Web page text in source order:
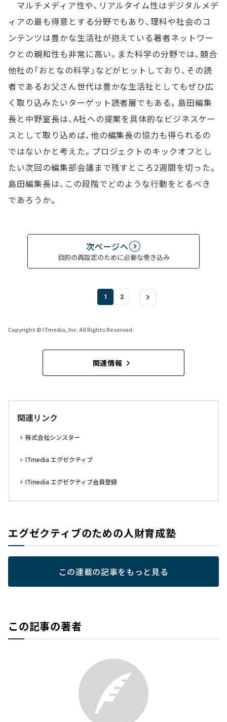
マルチメディア性や、リアルタイム性はデジタルメデ
ィアの最も得意とする分野でもあり、理科や社会のコ
ンテンツは豊かな生活社が抱えている著者ネットワー
クとの親和性も非常に高い。また科学の分野では、競合
他社の「おとなの科学」などがヒットしており、その読
者であるお父さん世代は豊かな生活社としてもぜひ広
く取り込みたいターゲット読者層でもある。島田編集
長と中野室長は、A社への提案を具体的なビジネスケー
スとして取り込めば、他の編集長の協力も得られるの
ではないかと考えた。プロジェクトのキックオフとし
たい次回の編集部会議まで残すところ2週間を切った。
島田編集長は、この段階でどのような行動をとるべき
であろうか。
次ページへ
目的の再設定のために必要な巻き込み
1 2
Copyright © ITmedia, Inc. All Rights Reserved.
関連情報
関連リンク
株式会社シンスター
ITmedia エグゼクティブ
ITmedia エグゼクティブ会員登録
エグゼクティブのための人財育成塾
この連載の記事をもっと見る
この記事の著者